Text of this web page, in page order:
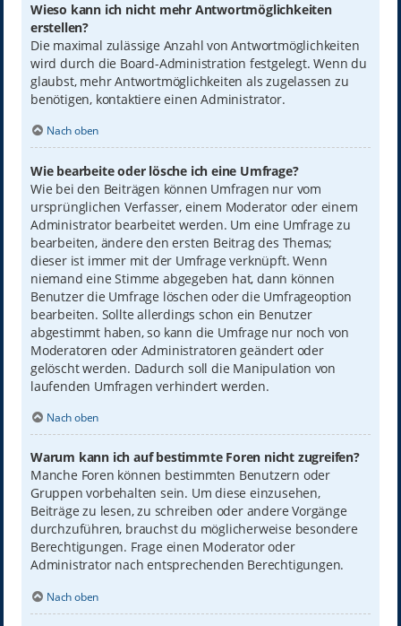
Wieso kann ich nicht mehr Antwortmöglichkeiten
erstellen?
Die maximal zulässige Anzahl von Antwortmöglichkeiten
wird durch die Board-Administration festgelegt. Wenn du
glaubst, mehr Antwortmöglichkeiten als zugelassen zu
benötigen, kontaktiere einen Administrator.
Nach oben
Wie bearbeite oder lösche ich eine Umfrage?
Wie bei den Beiträgen können Umfragen nur vom
ursprünglichen Verfasser, einem Moderator oder einem
Administrator bearbeitet werden. Um eine Umfrage zu
bearbeiten, ändere den ersten Beitrag des Themas;
dieser ist immer mit der Umfrage verknüpft. Wenn
niemand eine Stimme abgegeben hat, dann können
Benutzer die Umfrage löschen oder die Umfrageoption
bearbeiten. Sollte allerdings schon ein Benutzer
abgestimmt haben, so kann die Umfrage nur noch von
Moderatoren oder Administratoren geändert oder
gelöscht werden. Dadurch soll die Manipulation von
laufenden Umfragen verhindert werden.
Nach oben
Warum kann ich auf bestimmte Foren nicht zugreifen?
Manche Foren können bestimmten Benutzern oder
Gruppen vorbehalten sein. Um diese einzusehen,
Beiträge zu lesen, zu schreiben oder andere Vorgänge
durchzuführen, brauchst du möglicherweise besondere
Berechtigungen. Frage einen Moderator oder
Administrator nach entsprechenden Berechtigungen.
Nach oben